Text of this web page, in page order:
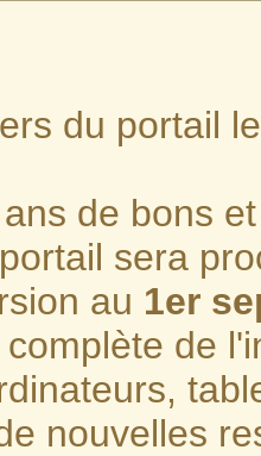
du portail
de bons
sera
au 1er
de
nouvelles